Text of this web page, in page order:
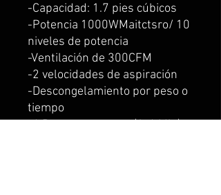
-Capacidad: 1.7 pies cúbicos
-Potencia 1000WMaitctsro/ 10
niveles de potencia
-Ventilación de 300CFM
-2 velocidades de aspiración
-Descongelamiento por peso o
tiempo